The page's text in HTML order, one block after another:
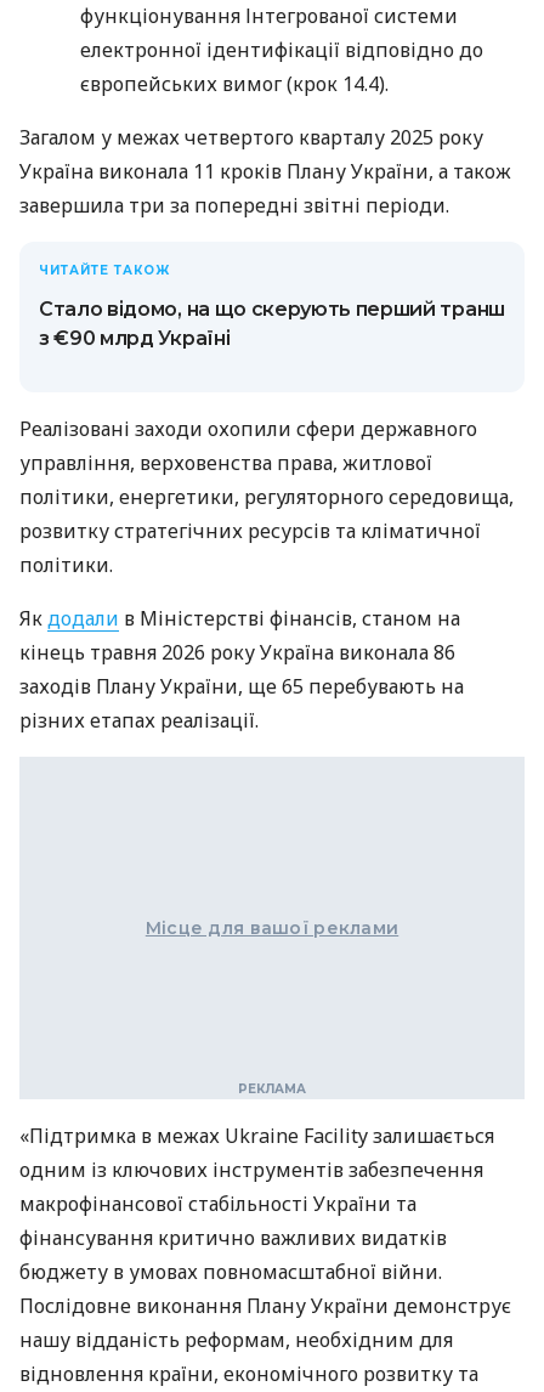
функціонування Інтегрованої системи
електронної ідентифікації відповідно до
європейських вимог (крок 14.4).
Загалом у межах четвертого кварталу 2025 року
Україна виконала 11 кроків Плану України, а також
завершила три за попередні звітні періоди.
ЧИТАЙТЕ ТАКОЖ
Стало відомо, на що скерують перший транш
з €90 млрд Україні
Реалізовані заходи охопили сфери державного
управління, верховенства права, житлової
політики, енергетики, регуляторного середовища,
розвитку стратегічних ресурсів та кліматичної
політики.
Якдодали в Міністерстві фінансів, станом на
кінець травня 2026 року Україна виконала 86
заходів Плану України, ще 65 перебувають на
різних етапах реалізації.
Місце для вашої реклами
«Підтримка в межах Ukraine Facility залишається
одним із ключових інструментів забезпечення
макрофінансової стабільності України та
фінансування критично важливих видатків
бюджету в умовах повномасштабної війни.
Послідовне виконання Плану України демонструє
нашу відданість реформам, необхідним для
відновлення країни, економічного розвитку та